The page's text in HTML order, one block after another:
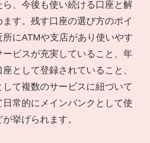
、今後も使い続ける口座と解
す。残す口座の選び方のポイ
にATMや支店があり使いやす
ービスが充実していること、年
として登録されていること、
て複数のサービスに紐づいて
常的にメインバンクとして使
挙げられます。